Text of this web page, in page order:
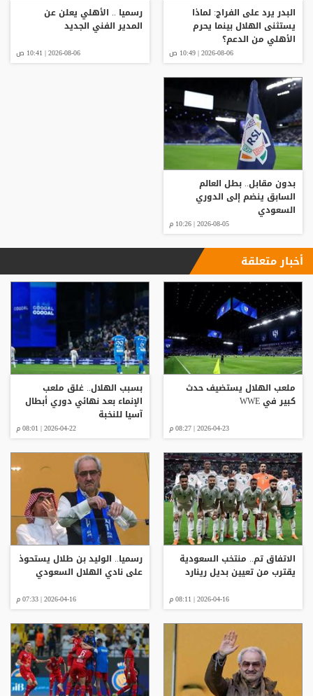
البدر يرد على الفراج: لماذا
يستثنى الهلال بينما يحرم
الأهلي من الدعم؟
2026-08-06 | 10:49 ص
رسميا .. الأهلي يعلن عن
المدير الفني الجديد
2026-08-06 | 10:41 ص
بدون مقابل.. بطل العالم
السابق ينضم إلى الدوري
السعودي
2026-08-05 | 10:26 م
أخبار متعلقة
ملعب الهلال يستضيف حدث
كبير في WWE
2026-04-23 | 08:27 م
بسبب الهلال.. غلق ملعب
الإنماء بعد نهائي دوري أبطال
آسيا للنخبة
2026-04-22 | 08:01 م
الاتفاق تم.. منتخب السعودية
يقترب من تعيين بديل رينارد
2026-04-16 | 08:11 م
رسميا.. الوليد بن طلال يستحوذ
على نادي الهلال السعودي
2026-04-16 | 07:33 م